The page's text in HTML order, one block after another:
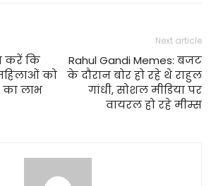
करें कि
को
लाभ
Next article
Rahul Gandi Memes: बजट
के दौरान बोर हो रहे थे राहुल
गांधी, सोशल मीडिया पर
वायरल हो रहे मीम्स